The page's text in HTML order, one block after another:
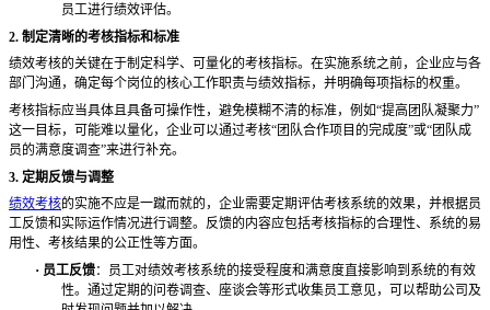
员工进行绩效评估。
2. 制定清晰的考核指标和标准
绩效考核的关键在于制定科学、可量化的考核指标。在实施系统之前，企业应与各
部门沟通，确定每个岗位的核心工作职责与绩效指标，并明确每项指标的权重。
考核指标应当具体且具备可操作性，避免模糊不清的标准，例如“提高团队凝聚力”
这一目标，可能难以量化，企业可以通过考核“团队合作项目的完成度”或“团队成
员的满意度调查”来进行补充。
3. 定期反馈与调整
绩效考核的实施不应是一蹴而就的，企业需要定期评估考核系统的效果，并根据员
工反馈和实际运作情况进行调整。反馈的内容应包括考核指标的合理性、系统的易
用性、考核结果的公正性等方面。
· 员工反馈：员工对绩效考核系统的接受程度和满意度直接影响到系统的有效
性。通过定期的问卷调查、座谈会等形式收集员工意见，可以帮助公司及